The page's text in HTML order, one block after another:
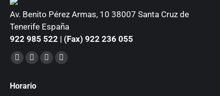
Av. Benito Pérez Armas, 10 38007 Santa Cruz de
Tenerife España
922 985 522 | (Fax) 922 236 055
Encuéntranos en:
Facebook
opens
YouTube
opens
Instagram
Mail
Horario